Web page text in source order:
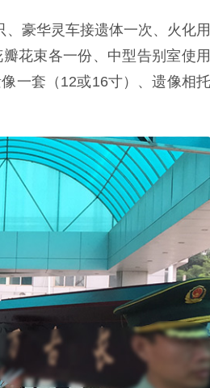
豪华灵车接遗体一次、火化用
花束各一份、中型告别室使用
一套（12或16寸）、遗像相托